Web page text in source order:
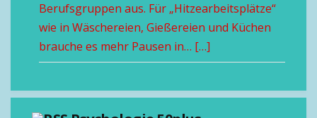
Berufsgruppen aus. Für „Hitzearbeitsplätze“
wie in Wäschereien, Gießereien und Küchen
brauche es mehr Pausen in… […]